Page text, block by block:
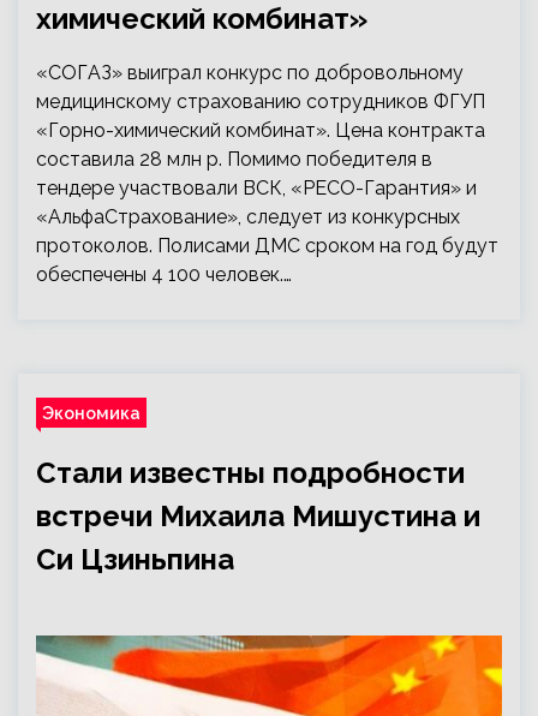
химический комбинат»
«СОГАЗ» выиграл конкурс по добровольному
медицинскому страхованию сотрудников ФГУП
«Горно-химический комбинат». Цена контракта
составила 28 млн р. Помимо победителя в
тендере участвовали ВСК, «РЕСО-Гарантия» и
«АльфаСтрахование», следует из конкурсных
протоколов. Полисами ДМС сроком на год будут
обеспечены 4 100 человек.…
Экономика
Стали известны подробности
встречи Михаила Мишустина и
Си Цзиньпина